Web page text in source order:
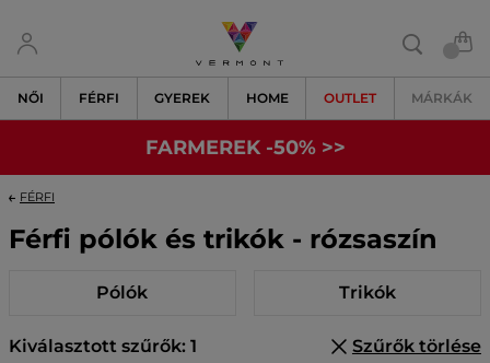
NŐI FÉRFI GYEREK HOME OUTLET MÁRKÁK
FARMEREK -50% >>
FÉRFI
Férfi pólók és trikók - rózsaszín
Pólók Trikók
Kiválasztott szűrők: 1 Szűrők törlése